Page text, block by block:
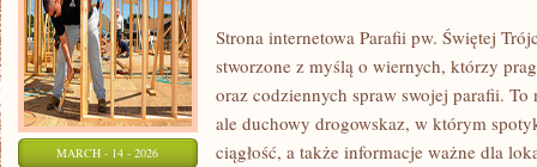
MARCH - 14 - 2026
Strona internetowa Parafii pw. Świętej
stworzone z myślą o wiernych, którzy
oraz codziennych spraw swojej parafii.
ale duchowy drogowskaz, w którym
ciągłość, a także informacje ważne dla